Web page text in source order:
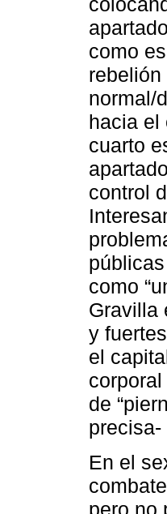
como
rebelión
normal/
hacia el
cuarto
control
como
Gravilla
y
el
de
En el
pero no